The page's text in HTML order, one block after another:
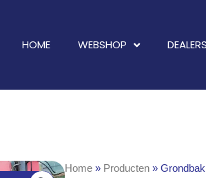
HOME WEBSHOP DEALERS
Home» Producten»